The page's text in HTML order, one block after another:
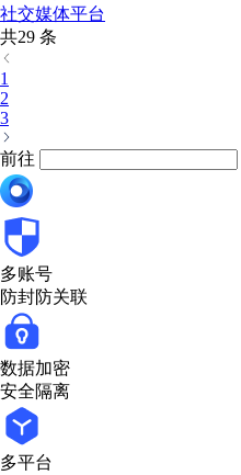
社交媒体平台
共29 条
1
2
3
前往
多账号
防封防关联
数据加密
安全隔离
多平台